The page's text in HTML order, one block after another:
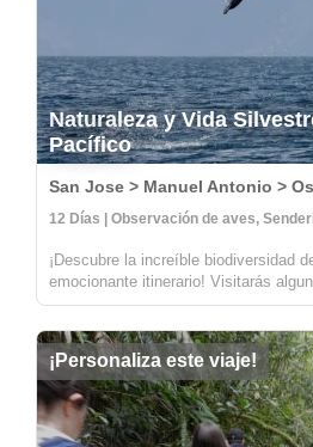
Naturaleza y Vida
Pacífico
12 Días | Observación de aves,
¡Descubre la increíble biodiversidad
emocionante itinerario! Visitarás
nacionales más salvajes y hermosos
oportunidad de a...
¡Personaliza este viaje!